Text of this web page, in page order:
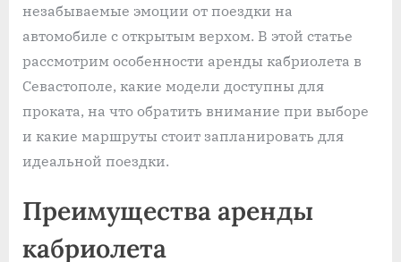
незабываемые эмоции от поездки на
автомобиле с открытым верхом. В этой статье
рассмотрим особенности аренды кабриолета в
Севастополе, какие модели доступны для
проката, на что обратить внимание при выборе
и какие маршруты стоит запланировать для
идеальной поездки.
Преимущества аренды
кабриолета